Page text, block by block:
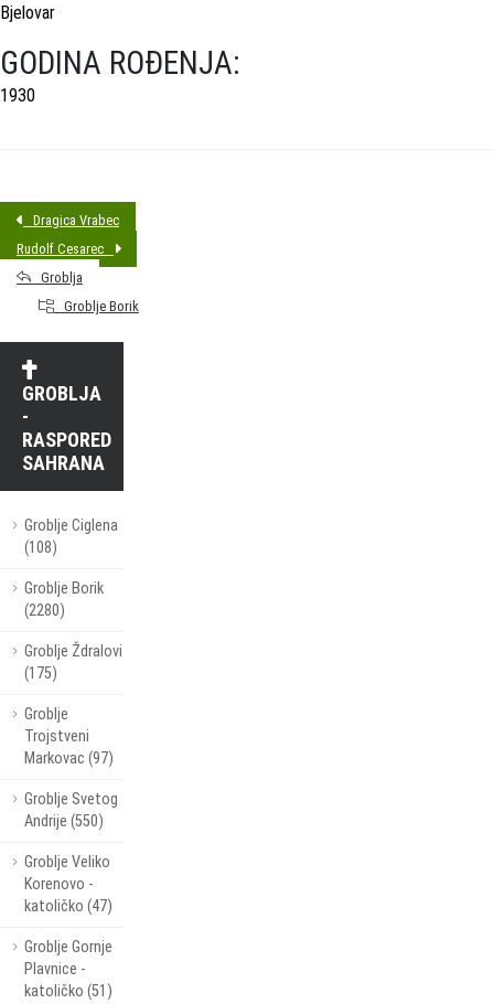
Bjelovar
GODINA ROĐENJA:
1930
Dragica Vrabec
Rudolf Cesarec
Groblja
Groblje Borik
GROBLJA
-
RASPORED
SAHRANA
Groblje Ciglena
(108)
Groblje Borik
(2280)
Groblje Ždralovi
(175)
Groblje
Trojstveni
Markovac (97)
Groblje Svetog
Andrije (550)
Groblje Veliko
Korenovo -
katoličko (47)
Groblje Gornje
Plavnice -
katoličko (51)